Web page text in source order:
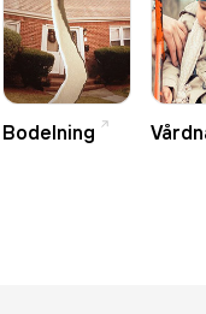
Bodelning